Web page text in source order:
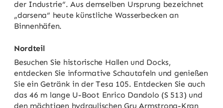
der Industrie“. Aus demselben Ursprung bezeichnet
„darsena“ heute künstliche Wasserbecken an
Binnenhäfen.
Nordteil
Besuchen Sie historische Hallen und Docks,
entdecken Sie informative Schautafeln und genießen
Sie ein Getränk in der Tesa 105. Entdecken Sie auch
das 46 m lange U-Boot Enrico Dandolo (S 513) und
den mächtigen hydraulischen Gru Armstrong-Kran